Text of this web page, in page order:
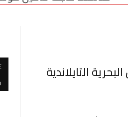
من البحرية التايلاندية